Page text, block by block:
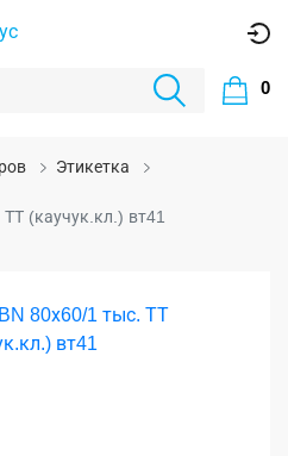
0
Этикетка
(каучук.кл.) вт41